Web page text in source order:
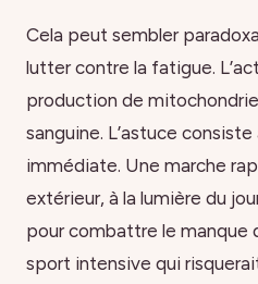
Cela peut sembler
lutter contre la fatigue.
production de
sanguine. L’astuce
immédiate. Une marche
extérieur, à la lumière du
pour combattre le manque
sport intensive qui